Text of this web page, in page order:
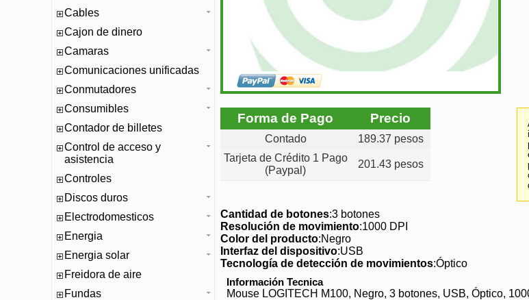
Cables
Cajon de dinero
Camaras
Comunicaciones unificadas
Conmutadores
Consumibles
Contador de billetes
Control de acceso y
asistencia
Controles
Discos duros
Electrodomesticos
Energia
Energia solar
Freidora de aire
Fundas
Forma de Pago Precio
Contado
189.37 pesos
Tarjeta de Crédito 1 Pago
(Paypal)
201.43 pesos
Cantidad de botones:3 botones
Resolución de movimiento:1000 DPI
Color del producto:Negro
Interfaz del dispositivo:USB
Tecnología de detección de movimientos:Óptico
Información Tecnica
Mouse LOGITECH M100, Negro, 3 botones, USB, Óptico,